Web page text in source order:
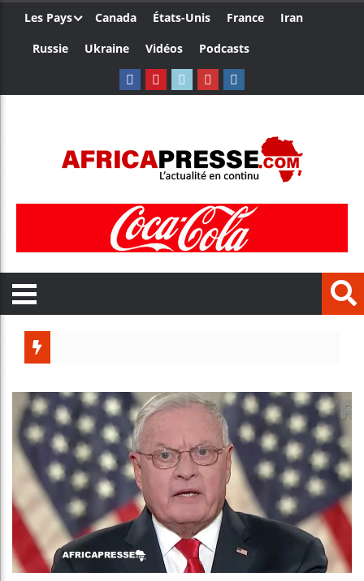
Les Pays Canada États-Unis France
Iran
Russie
Ukraine Vidéos Podcasts
Guinée
Bénin :